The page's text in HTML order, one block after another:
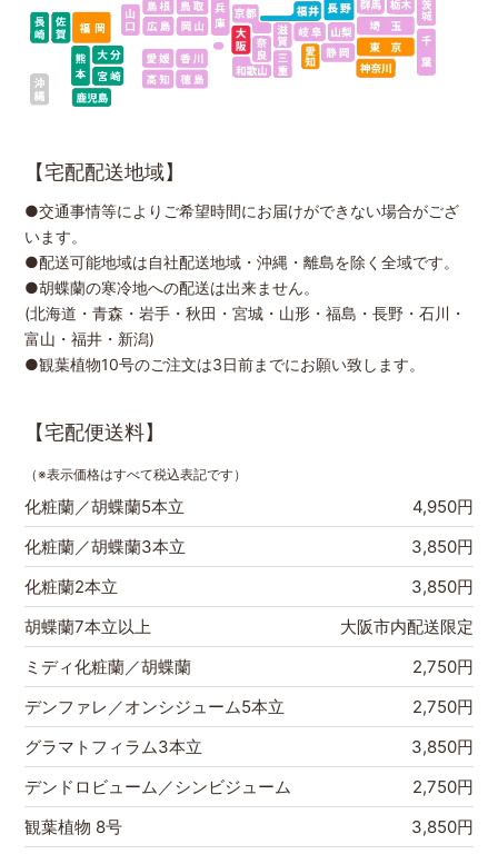
【宅配配送地域】
●交通事情等によりご希望時間にお届けができない場合がござ
います。
●配送可能地域は自社配送地域・沖縄・離島を除く全域です。
●胡蝶蘭の寒冷地への配送は出来ません。
(北海道・青森・岩手・秋田・宮城・山形・福島・長野・石川・
富山・福井・新潟)
●観葉植物10号のご注文は3日前までにお願い致します。
【宅配便送料】
（※表示価格はすべて税込表記です）
化粧蘭／胡蝶蘭5本立
4,950円
化粧蘭／胡蝶蘭3本立
3,850円
化粧蘭2本立
3,850円
胡蝶蘭7本立以上
大阪市内配送限定
ミディ化粧蘭／胡蝶蘭
2,750円
デンファレ／オンシジューム5本立
2,750円
グラマトフィラム3本立
3,850円
デンドロビューム／シンビジューム
2,750円
観葉植物 8号
3,850円